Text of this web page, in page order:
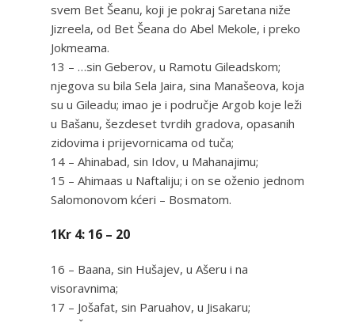
svem Bet Šeanu, koji je pokraj Saretana niže
Jizreela, od Bet Šeana do Abel Mekole, i preko
Jokmeama.
13 – …sin Geberov, u Ramotu Gileadskom;
njegova su bila Sela Jaira, sina Manašeova, koja
su u Gileadu; imao je i područje Argob koje leži
u Bašanu, šezdeset tvrdih gradova, opasanih
zidovima i prijevornicama od tuča;
14 – Ahinabad, sin Idov, u Mahanajimu;
15 – Ahimaas u Naftaliju; i on se oženio jednom
Salomonovom kćeri – Bosmatom.
1Kr 4: 16 – 20
16 – Baana, sin Hušajev, u Ašeru i na
visoravnima;
17 – Jošafat, sin Paruahov, u Jisakaru;